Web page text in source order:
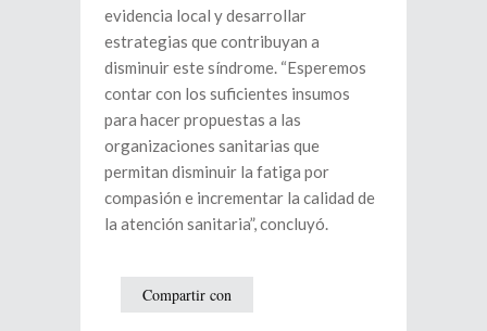
evidencia local y desarrollar
estrategias que contribuyan a
disminuir este síndrome. “Esperemos
contar con los suficientes insumos
para hacer propuestas a las
organizaciones sanitarias que
permitan disminuir la fatiga por
compasión e incrementar la calidad de
la atención sanitaria”, concluyó.
Compartir con